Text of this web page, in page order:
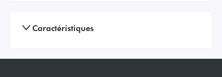
Caractéristiques